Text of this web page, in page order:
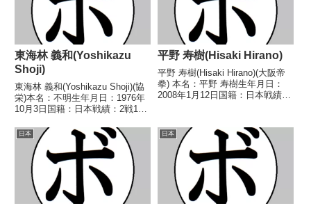
東海林 義和(Yoshikazu
Shoji)
東海林 義和(Yoshikazu Shoji)(協
栄)本名：不明生年月日：1976年
10月3日国籍：日本戦績：2戦1勝
歴】1995/08/21 ○4R判定 (採点
不明) ドラゴン 柳瀬(相模原ヨネ
クラ)■1995...
平野 寿樹(Hisaki Hirano)
平野 寿樹(Hisaki Hirano)(大阪帝
拳) 本名：平野 寿樹生年月日：
2008年1月12日国籍：日本戦績：
○1RKO 池口 大夢(ワイルドビー
ト)■2026年...
日本 日本